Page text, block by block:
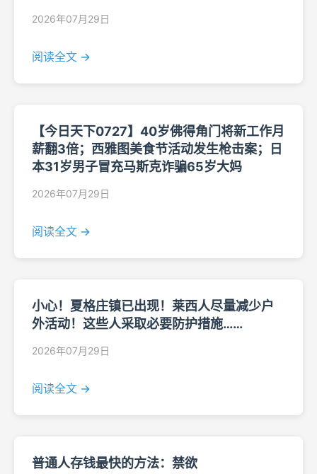
2026年07月29日
阅读全文 →
【今日天下0727】40岁佛得角门将新工作月
薪翻3倍；西雅图美食节活动发生枪击案；日
本31岁男子冒充马斯克诈骗65岁大妈
2026年07月29日
阅读全文 →
小心！夏格庄镇已出现！莱西人尽量减少户
外活动！这些人采取必要防护措施……
2026年07月29日
阅读全文 →
普通人存钱最快的方法：禁欲